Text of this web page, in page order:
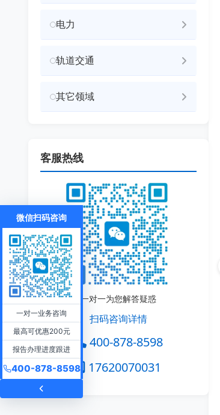
电力
轨道交通
其它领域
客服热线
一对一为您解答疑惑
扫码咨询详情
400-878-8598
17620070031
微信扫码咨询
一对一业务咨询
最高可优惠200元
报告办理进度跟进
400-878-8598